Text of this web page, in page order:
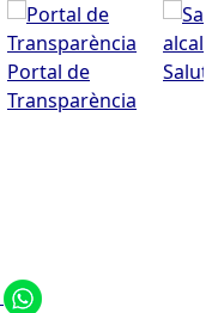
Portal de
Transparència